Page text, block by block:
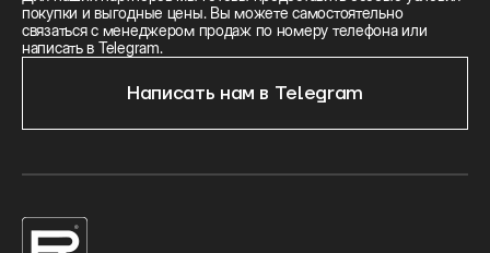
покупки и выгодные цены. Вы можете самостоятельно
связаться с менеджером продаж по номеру телефона или
написать в Telegram.
Написать нам в Telegram